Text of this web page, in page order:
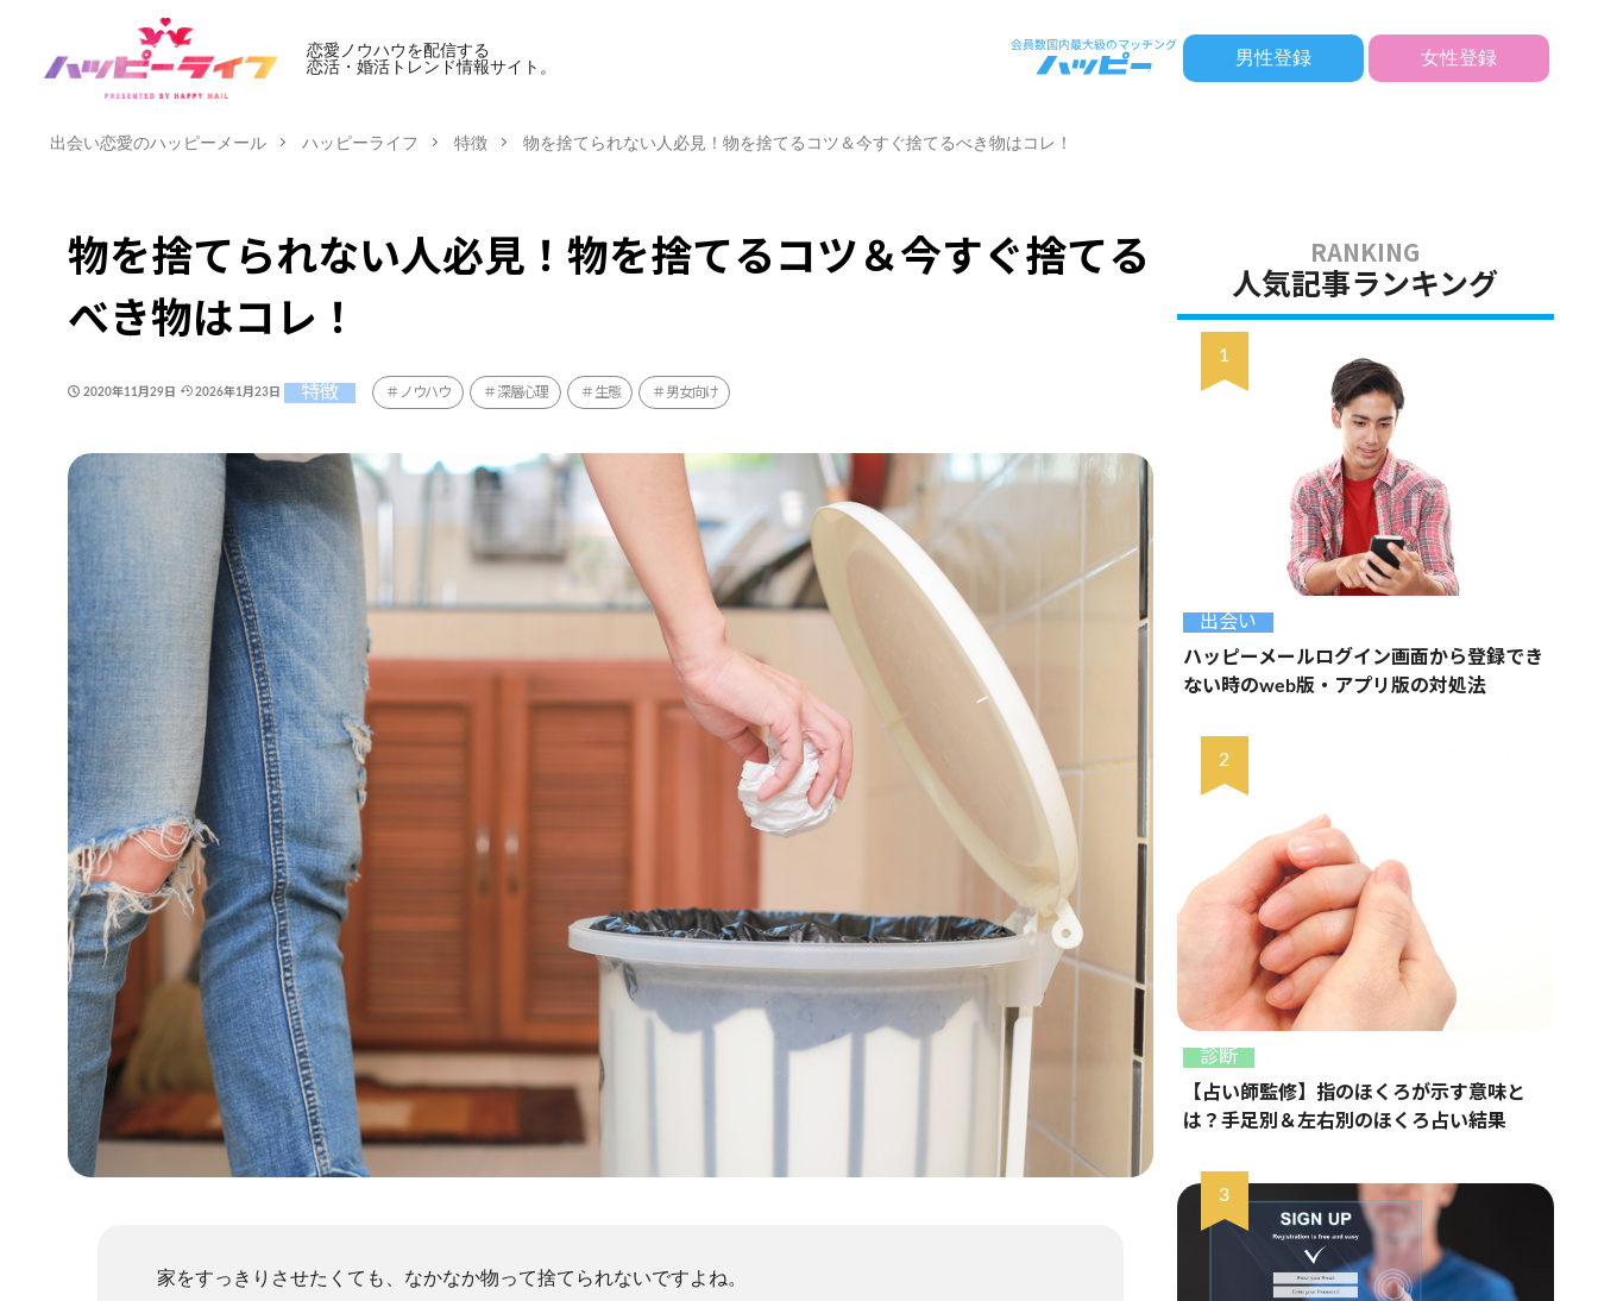
恋愛ノウハウを配信する
恋活・婚活トレンド情報サイト。
男性登録 女性登録
出会い恋愛のハッピーメール ハッピーライフ 特徴 物を捨てられない人必見！物を捨てるコツ＆今すぐ捨てるべき物はコレ！
物を捨てられない人必見！物を捨てるコツ＆今すぐ捨てる
べき物はコレ！
2020年11月29日 2026年1月23日 特徴 ノウハウ 深層心理 生態 男女向け
家をすっきりさせたくても、なかなか物って捨てられないですよね。
人気記事ランキング
出会い
ハッピーメールログイン画面から登録でき
ない時のweb版・アプリ版の対処法
診断
【占い師監修】指のほくろが示す意味と
は？手足別＆左右別のほくろ占い結果